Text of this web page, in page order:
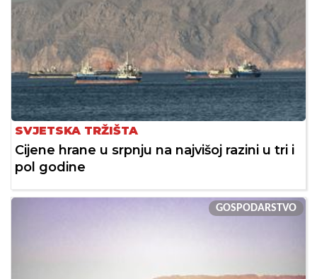
SVJETSKA TRŽIŠTA
Cijene hrane u srpnju na najvišoj razini u tri i
pol godine
GOSPODARSTVO